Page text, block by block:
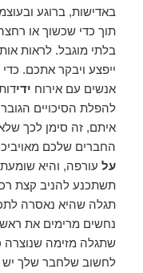
באדישות, ברוגע
תוך כדי שכשוך או
בלתי מוגבל. לראות
ייפצע ויבקר אתכם.
אנשים עם אירוח ידי
להפלת הסיכויים
איתם, זה סימן לכך
החברים שלכם
על עורפה, והיא
תשתכנע להניב קצת
תגלה שהיא נאסרה
נחשים מרימים את
שתגלה מזימה שנוצרה
לחשוב שלחבר שלך יש